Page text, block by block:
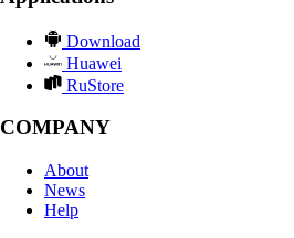
Download
Huawei
RuStore
COMPANY
About
News
Help